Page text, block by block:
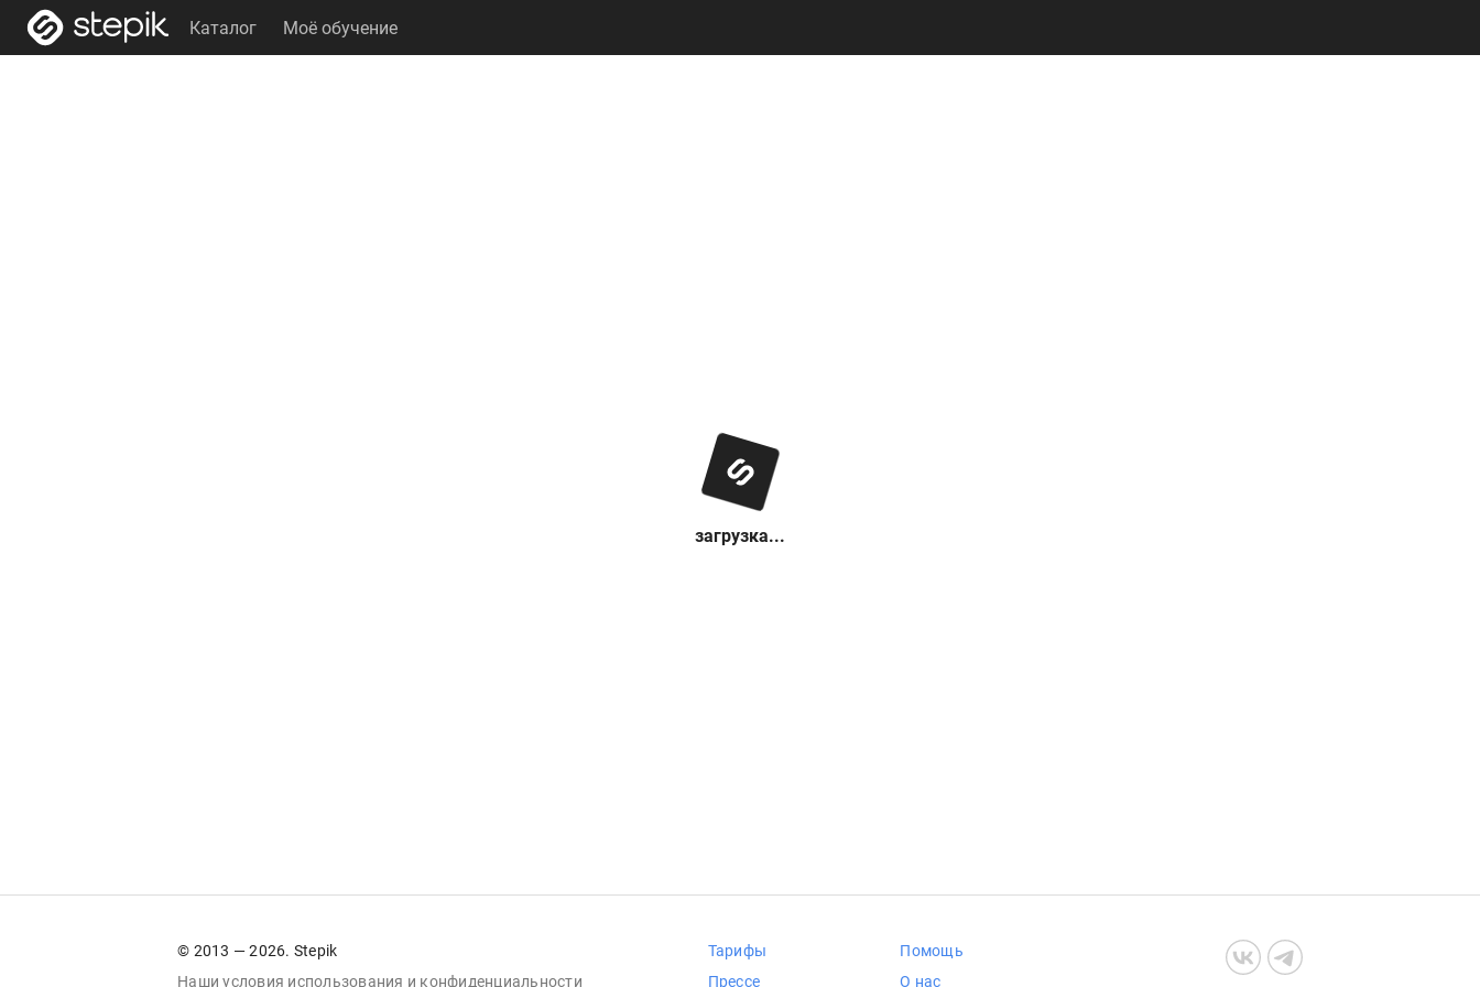
Каталог Моё обучение
загрузка...
© 2013 — 2026. Stepik
Наши условия использования и конфиденциальности
Тарифы
Прессе
Помощь
О нас